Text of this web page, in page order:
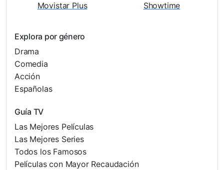
Movistar Plus Showtime
Explora por género
Drama
Comedia
Acción
Españolas
Guía TV
Las Mejores Películas
Las Mejores Series
Todos los Famosos
Películas con Mayor Recaudación